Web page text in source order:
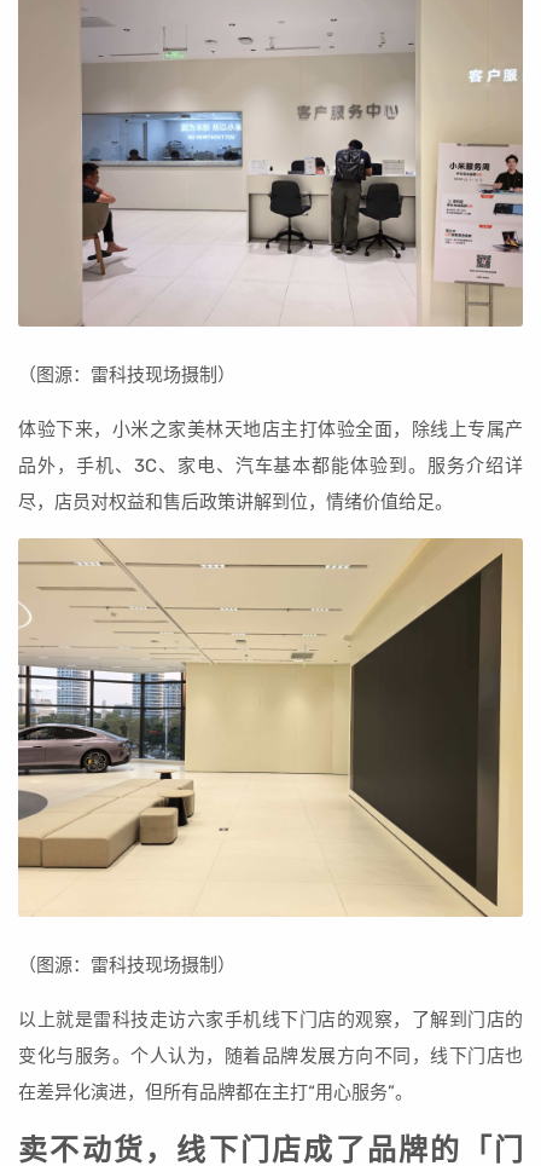
（图源：雷科技现场摄制）
体验下来，小米之家美林天地店主打体验全面，除线上专属产
品外，手机、3C、家电、汽车基本都能体验到。服务介绍详
尽，店员对权益和售后政策讲解到位，情绪价值给足。
（图源：雷科技现场摄制）
以上就是雷科技走访六家手机线下门店的观察，了解到门店的
变化与服务。个人认为，随着品牌发展方向不同，线下门店也
在差异化演进，但所有品牌都在主打“用心服务”。
卖不动货，线下门店成了品牌的「门